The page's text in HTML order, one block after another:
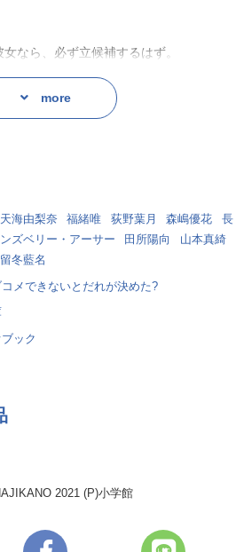
なら、必ず立候補するはず。
くヒロインとの関係。密かに芽生える恋
なかなか意志は固いよう。すると、その
み事を持ちかけられる--。
『実現する』ラブコメ第三弾!
なら、必ず立候補するはず。
くヒロインとの関係。密かに芽生える恋
み事を持ちかけられる--。
『実現する』ラブコメ第三弾!
more
天海由梨奈 福緒唯 荻野葉月 森嶋優花
長
ズベリー・アーサー 田所陽向
山本真綺
留冬藍名
メできないとだれが決めた?
ック
2021 (P)小学館